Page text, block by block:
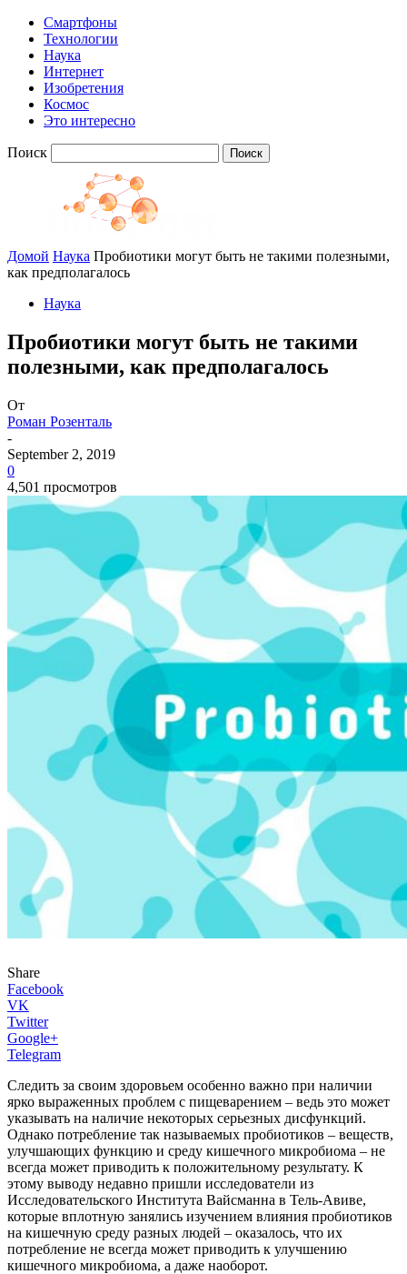
Смартфоны
Технологии
Наука
Интернет
Изобретения
Космос
Это интересно
Поиск
Домой Наука Пробиотики могут быть не такими полезными,
как предполагалось
Наука
Пробиотики могут быть не такими
полезными, как предполагалось
От
Роман Розенталь
-
September 2, 2019
0
4,501 просмотров
Share
Facebook
VK
Twitter
Google+
Telegram
Следить за своим здоровьем особенно важно при наличии
ярко выраженных проблем с пищеварением – ведь это может
указывать на наличие некоторых серьезных дисфункций.
Однако потребление так называемых пробиотиков – веществ,
улучшающих функцию и среду кишечного микробиома – не
всегда может приводить к положительному результату. К
этому выводу недавно пришли исследователи из
Исследовательского Института Вайсманна в Тель-Авиве,
которые вплотную занялись изучением влияния пробиотиков
на кишечную среду разных людей – оказалось, что их
потребление не всегда может приводить к улучшению
кишечного микробиома, а даже наоборот.